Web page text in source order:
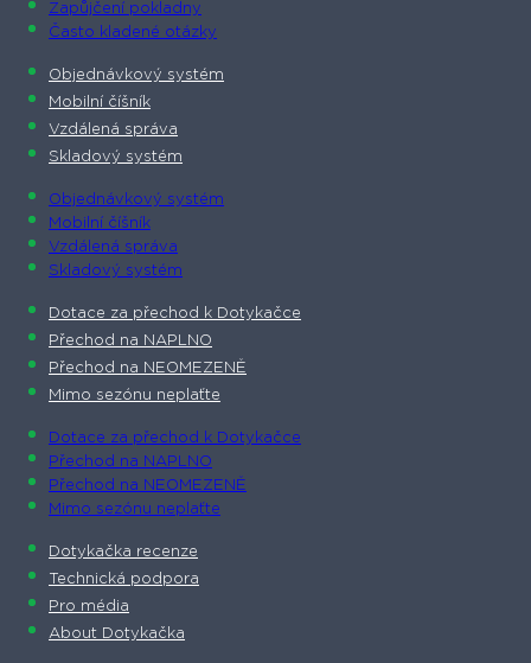
Zapůjčení pokladny
Často kladené otázky
Objednávkový systém
Mobilní číšník
Vzdálená správa
Skladový systém
Objednávkový systém
Mobilní číšník
Vzdálená správa
Skladový systém
Dotace za přechod k Dotykačce
Přechod na NAPLNO
Přechod na NEOMEZENĚ
Mimo sezónu neplaťte
Dotace za přechod k Dotykačce
Přechod na NAPLNO
Přechod na NEOMEZENĚ
Mimo sezónu neplaťte
Dotykačka recenze
Technická podpora
Pro média
About Dotykačka